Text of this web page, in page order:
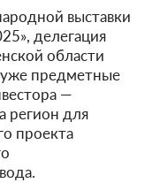
выставки
делегация
области
предметные
—
регион для
проекта